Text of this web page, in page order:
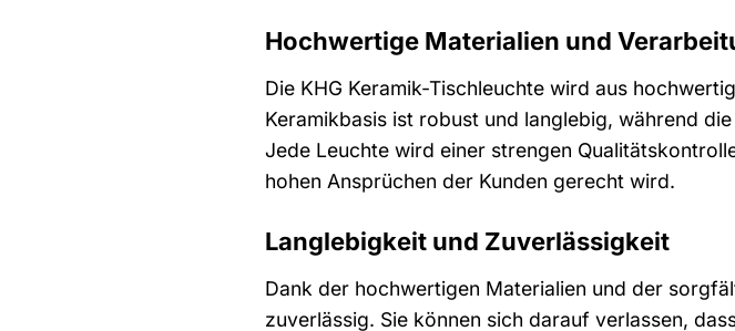
Hochwertige Materialien und
Die KHG Keramik-Tischleuchte wird aus
Keramikbasis ist robust und langlebig, während
Jede Leuchte wird einer strengen
hohen Ansprüchen der Kunden gerecht wird.
Langlebigkeit und Zuverlässigkeit
Dank der hochwertigen Materialien und der
zuverlässig. Sie können sich darauf verlassen,